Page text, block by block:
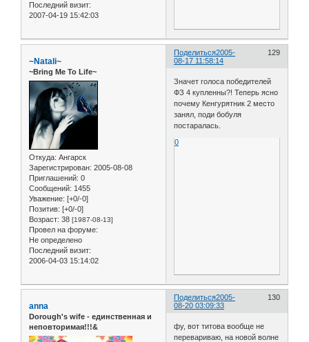
Последний визит:
2007-04-19 15:42:03
Поделиться 129
2005-
08-17 11:58:14
~Natali~
~Bring Me To Life~
Откуда: Ангарск
Зарегистрирован: 2005-08-08
Приглашений: 0
Сообщений: 1455
Уважение: [+0/-0]
Позитив: [+0/-0]
Возраст: 38 [1987-08-13]
Провел на форуме:
Не определено
Последний визит:
2006-04-03 15:14:02
Значет голоса победителей
ФЗ 4 купленны?! Теперь ясно
почему Кенгурятник 2 место
занял, поди бобуля
постаралась.
0
Поделиться 130
2005-
08-20 03:09:33
anna
Dorough's wife - единственная и
неповторимая!!!&
фу, вот титова вообще не
перевариваю, на новой волне